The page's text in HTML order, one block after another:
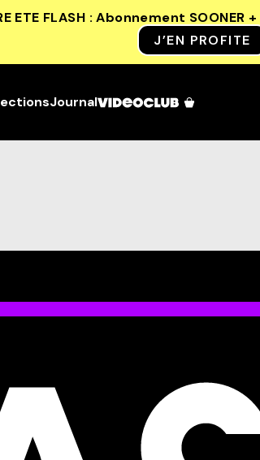
ETE FLASH : Abonnement SOONER
J’EN PROFITE
Journal